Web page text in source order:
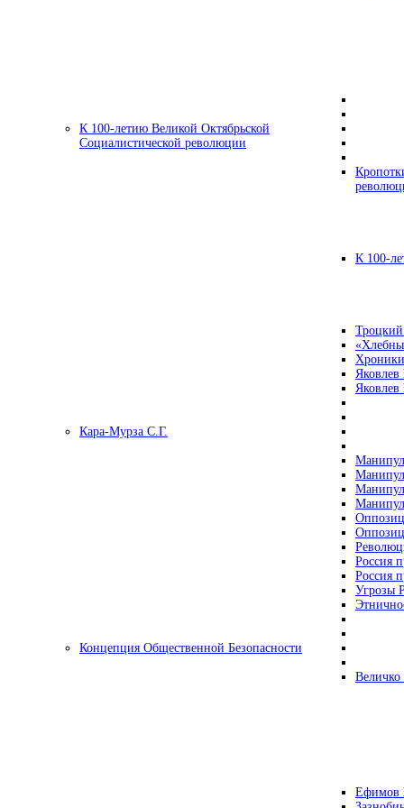
К 100-летию Великой Октябрьской
Социалистической революции
К 100-
Кара-Мурза С.Г.
Россия
Россия
Угрозы
Концепция Общественной Безопасности
Ефимов